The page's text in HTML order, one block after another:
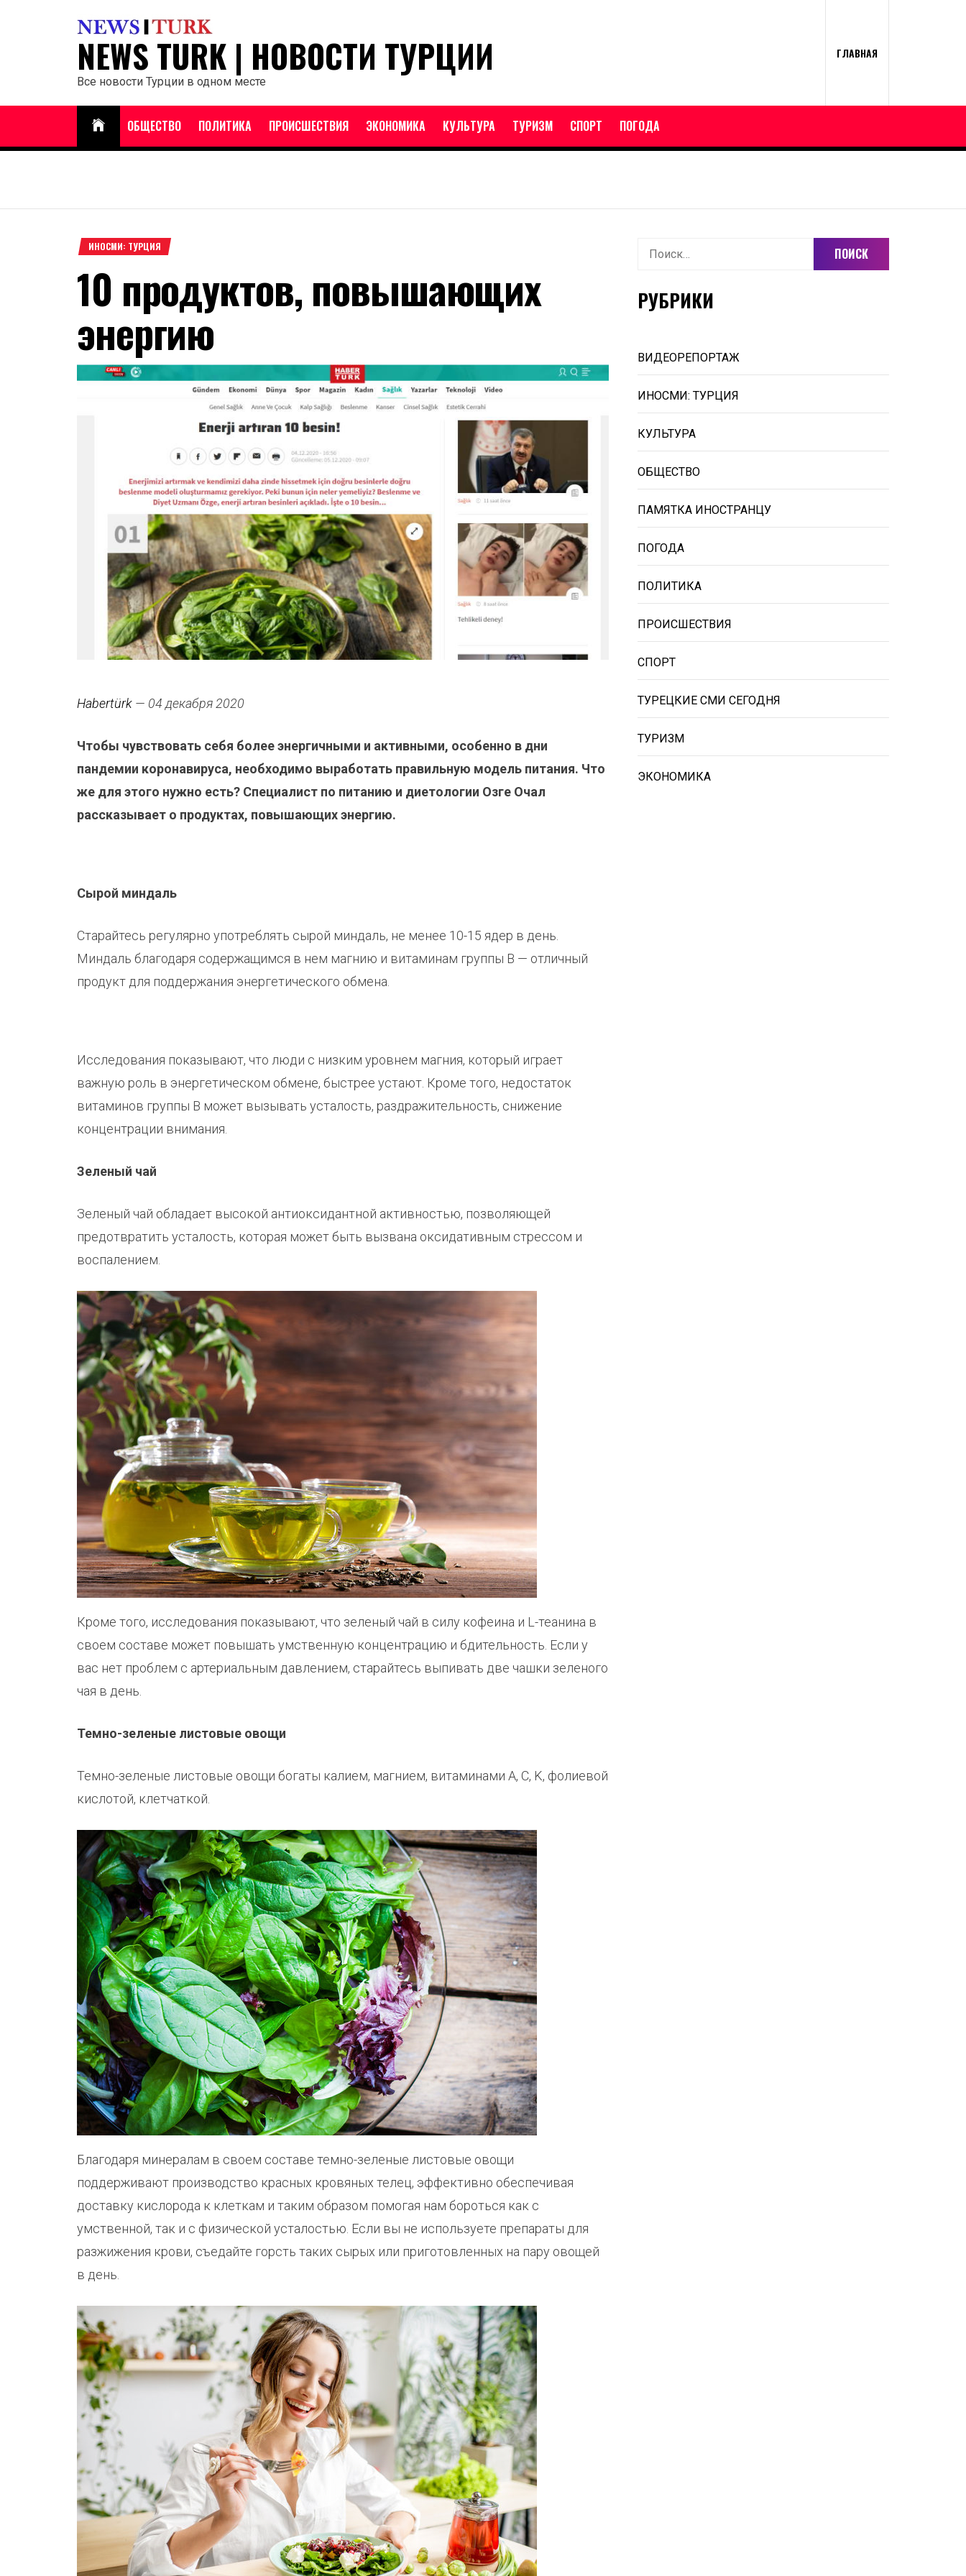
NEWS TURK | НОВОСТИ ТУРЦИИ
Все новости Турции в одном месте
ГЛАВНАЯ
ОБЩЕСТВО ПОЛИТИКА ПРОИСШЕСТВИЯ ЭКОНОМИКА КУЛЬТУРА ТУРИЗМ СПОРТ ПОГОДА
ИНОСМИ: ТУРЦИЯ
10 продуктов, повышающих
энергию
Habertürk — 04 декабря 2020
Чтобы чувствовать себя более энергичными и активными, особенно в дни
пандемии коронавируса, необходимо выработать правильную модель питания. Что
же для этого нужно есть? Специалист по питанию и диетологии Озге Очал
рассказывает о продуктах, повышающих энергию.
Сырой миндаль
Старайтесь регулярно употреблять сырой миндаль, не менее 10-15 ядер в день.
Миндаль благодаря содержащимся в нем магнию и витаминам группы В — отличный
продукт для поддержания энергетического обмена.
Исследования показывают, что люди с низким уровнем магния, который играет
важную роль в энергетическом обмене, быстрее устают. Кроме того, недостаток
витаминов группы В может вызывать усталость, раздражительность, снижение
концентрации внимания.
Зеленый чай
Зеленый чай обладает высокой антиоксидантной активностью, позволяющей
предотвратить усталость, которая может быть вызвана оксидативным стрессом и
воспалением.
Кроме того, исследования показывают, что зеленый чай в силу кофеина и L-теанина в
своем составе может повышать умственную концентрацию и бдительность. Если у
вас нет проблем с артериальным давлением, старайтесь выпивать две чашки зеленого
чая в день.
Темно-зеленые листовые овощи
Темно-зеленые листовые овощи богаты калием, магнием, витаминами A, C, K, фолиевой
кислотой, клетчаткой.
Благодаря минералам в своем составе темно-зеленые листовые овощи
поддерживают производство красных кровяных телец, эффективно обеспечивая
доставку кислорода к клеткам и таким образом помогая нам бороться как с
умственной, так и с физической усталостью. Если вы не используете препараты для
разжижения крови, съедайте горсть таких сырых или приготовленных на пару овощей
в день.
Найти:
РУБРИКИ
ВИДЕОРЕПОРТАЖ
ИНОСМИ: ТУРЦИЯ
КУЛЬТУРА
ОБЩЕСТВО
ПАМЯТКА ИНОСТРАНЦУ
ПОГОДА
ПОЛИТИКА
ПРОИСШЕСТВИЯ
СПОРТ
ТУРЕЦКИЕ СМИ СЕГОДНЯ
ТУРИЗМ
ЭКОНОМИКА